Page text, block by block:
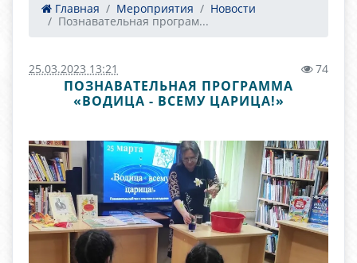
Главная Мероприятия
Новости
Познавательная програм...
25.03.2023 13:21 74
ПОЗНАВАТЕЛЬНАЯ ПРОГРАММА
«ВОДИЦА - ВСЕМУ ЦАРИЦА!»